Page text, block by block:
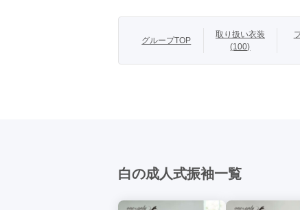
【ICHIKURA
桜・菊・梅な
グループTOP
取り扱い衣装
(100)
白の成人式振袖一覧